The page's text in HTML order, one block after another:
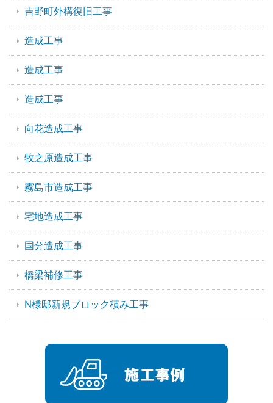
吉野町外構復旧工事
造成工事
造成工事
造成工事
向花造成工事
牧之原造成工事
霧島市造成工事
宅地造成工事
国分造成工事
橋梁補修工事
N様邸新規ブロック積み工事